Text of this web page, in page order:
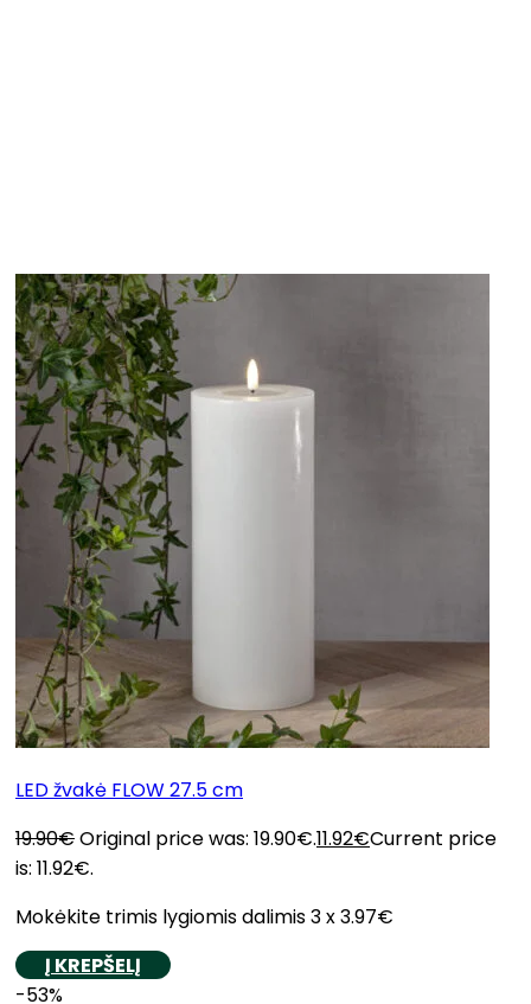
LED žvakė FLOW 27.5 cm
19.90€Original price was: 19.90€.11.92€Current price
is: 11.92€.
Mokėkite trimis lygiomis dalimis 3 x 3.97€
Į KREPŠELĮ
-53%